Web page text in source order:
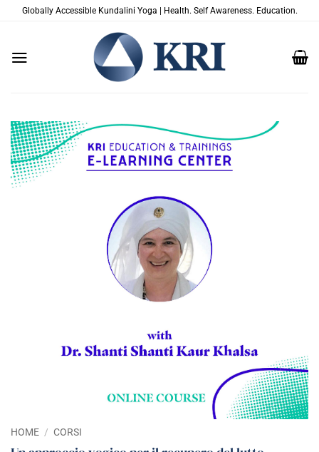
SaltaGlobally Accessible Kundalini Yoga | Health. Self Awareness. Education.
HOME / CORSI